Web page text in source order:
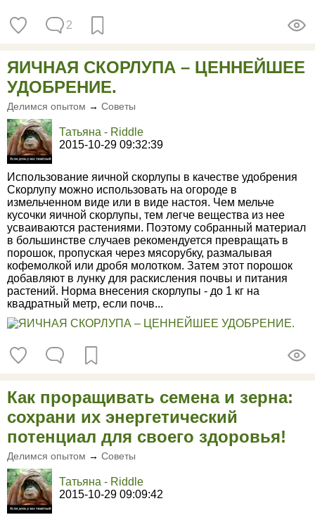
2
ЯИЧНАЯ СКОРЛУПА – ЦЕННЕЙШЕЕ
УДОБРЕНИЕ.
Делимся опытом → Советы
Татьяна - Riddle
2015-10-29 09:32:39
Использование яичной скорлупы в качестве удобрения
Скорлупу можно использовать на огороде в
измельченном виде или в виде настоя. Чем мельче
кусочки яичной скорлупы, тем легче вещества из нее
усваиваются растениями. Поэтому собранный материал
в большинстве случаев рекомендуется превращать в
порошок, пропуская через мясорубку, размалывая
кофемолкой или дробя молотком. Затем этот порошок
добавляют в лунку для раскисления почвы и питания
растений. Норма внесения скорлупы - до 1 кг на
квадратный метр, если почв...
Как проращивать семена и зерна:
сохрани их энергетический
потенциал для своего здоровья!
Делимся опытом → Советы
Татьяна - Riddle
2015-10-29 09:09:42